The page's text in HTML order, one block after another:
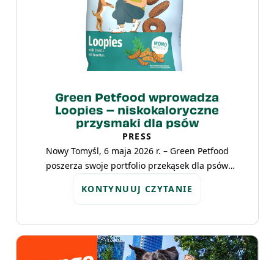
zbilansowanych recepturach, nie zawierają
dodatku cukru ani zbóż i dostępne są w
saszetkach o gramaturze 85 g.
Green Petfood wprowadza
Loopies – niskokaloryczne
przysmaki dla psów
PRESS
Nowy Tomyśl, 6 maja 2026 r. – Green Petfood
poszerza swoje portfolio przekąsek dla psów
o nowe przysmaki Loopies. Produkty dostępne są
w dwóch wariantach: Loopies with Vegetables z
białkiem owadów. Obie wersje
są niskokaloryczne, nie zawierają dodatku zbóż
ani cukru oraz są wolne od sztucznych
KONTYNUUJ CZYTANIE